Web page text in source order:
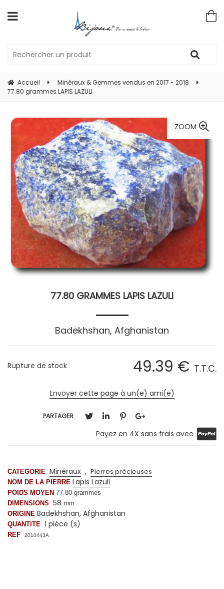
Accueil
Minéraux & Gemmes vendus en 2017 - 2018
77.80 grammes LAPIS LAZULI
ZOOM
77.80 GRAMMES LAPIS LAZULI
Badekhshan, Afghanistan
49.39 € T.T.C.
Rupture de stock
Envoyer cette page à un(e) ami(e)
PARTAGER
Payez en 4X sans frais avec
CATEGORIE Minéraux , Pierres précieuses
NOM DE LA PIERRE Lapis Lazuli
POIDS MOYEN 77.80 grammes
DIMENSIONS 58 mm
ORIGINE Badekhshan, Afghanistan
QUANTITE 1 pièce (s)
REF 2010443A